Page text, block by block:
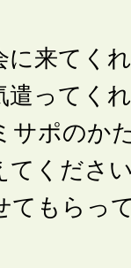
に来てく
遣ってく
サポのか
てくださ
てもらっ